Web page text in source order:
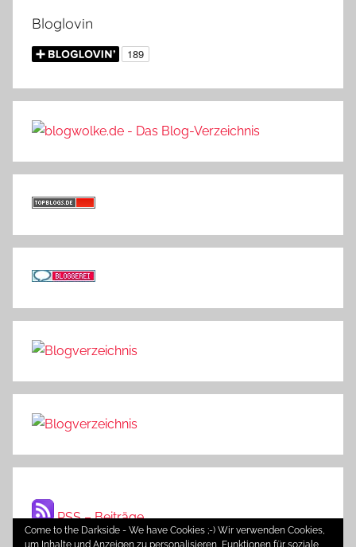
Bloglovin
RSS – Beiträge
Come to the Darkside - We have Cookies ;-) Wir verwenden Cookies,
um Inhalte und Anzeigen zu personalisieren, Funktionen für soziale